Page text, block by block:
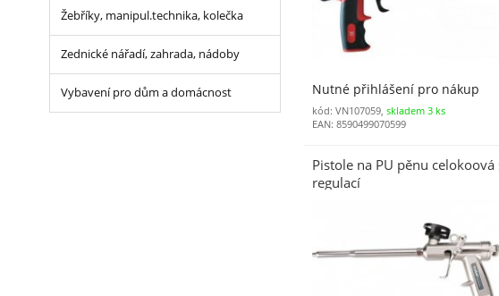
Nutné přihlášení pro nákup
kód: VN107059,skladem 3 ks
EAN: 8590499070599
Pistole na PU pěnu celokoová
regulací
Žebříky, manipul.technika, kolečka
Zednické nářadí, zahrada, nádoby
Vybavení pro dům a domácnost